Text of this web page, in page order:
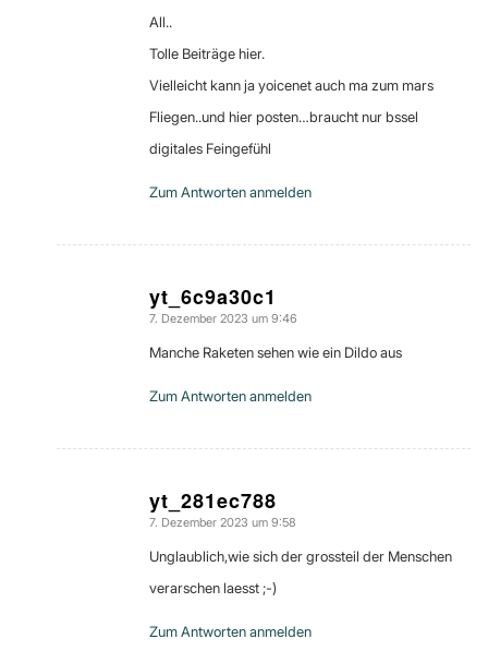
All..
Tolle Beiträge hier.
Vielleicht kann ja yoicenet auch ma zum mars
Fliegen..und hier posten…braucht nur bssel
digitales Feingefühl
Zum Antworten anmelden
yt_6c9a30c1
sagte:
7. Dezember 2023 um 9:46
Manche Raketen sehen wie ein Dildo aus
Zum Antworten anmelden
yt_281ec788
sagte:
7. Dezember 2023 um 9:58
Unglaublich,wie sich der grossteil der Menschen
verarschen laesst ;-)
Zum Antworten anmelden